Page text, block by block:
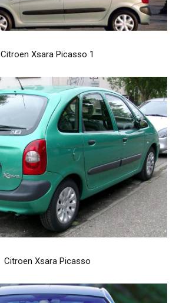
Citroen Xsara Picasso 1
Citroen Xsara Picasso